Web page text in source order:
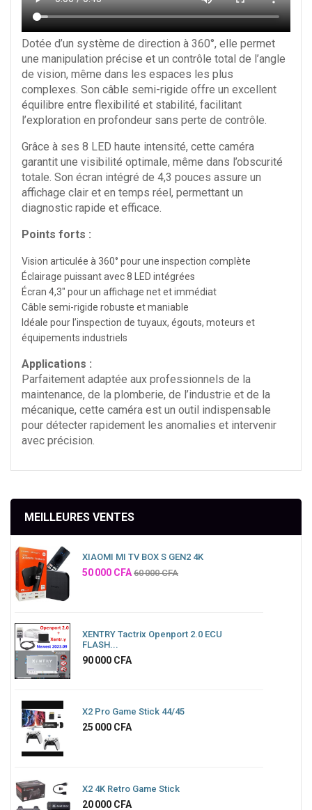
Dotée d’un système de direction à 360°, elle permet
une manipulation précise et un contrôle total de l’angle
de vision, même dans les espaces les plus
complexes. Son câble semi-rigide offre un excellent
équilibre entre flexibilité et stabilité, facilitant
l’exploration en profondeur sans perte de contrôle.
Grâce à ses 8 LED haute intensité, cette caméra
garantit une visibilité optimale, même dans l’obscurité
totale. Son écran intégré de 4,3 pouces assure un
affichage clair et en temps réel, permettant un
diagnostic rapide et efficace.
Points forts :
Vision articulée à 360° pour une inspection complète
Éclairage puissant avec 8 LED intégrées
Écran 4,3" pour un affichage net et immédiat
Câble semi-rigide robuste et maniable
Idéale pour l’inspection de tuyaux, égouts, moteurs et
équipements industriels
Applications :
Parfaitement adaptée aux professionnels de la
maintenance, de la plomberie, de l’industrie et de la
mécanique, cette caméra est un outil indispensable
pour détecter rapidement les anomalies et intervenir
avec précision.
MEILLEURES VENTES
XIAOMI MI TV BOX S GEN2 4K
Prix
50 000 CFA 60 000 CFA
XENTRY Tactrix Openport 2.0 ECU
FLASH...
Prix
90 000 CFA
X2 Pro Game Stick 44/45
Prix
25 000 CFA
X2 4K Retro Game Stick
Prix
20 000 CFA